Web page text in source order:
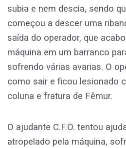
subia e nem descia, sendo
começou a descer uma
saída do operador, que
máquina em um barranco
sofrendo várias avarias. O
como sair e ficou lesionado
coluna e fratura de Fêmur.
O ajudante C.F.O. tentou
atropelado pela máquina,